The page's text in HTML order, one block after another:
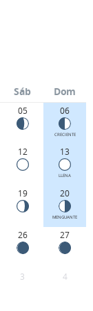
Sáb Dom
05 06
CRECIENTE
12 13
LLENA
19 20
MENGUANTE
26 27
3 4